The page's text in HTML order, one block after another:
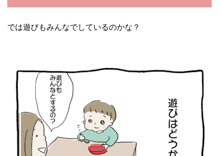
では遊びもみんなでしているのかな？